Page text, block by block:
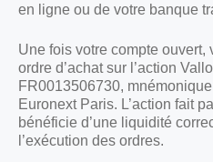
en ligne ou de votre banque
Une fois votre compte ouvert,
ordre d’achat sur l’action
FR0013506730,
Euronext Paris. L’action fait
bénéficie d’une liquidité
l’exécution des ordres.